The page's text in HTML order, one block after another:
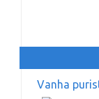
Vanha